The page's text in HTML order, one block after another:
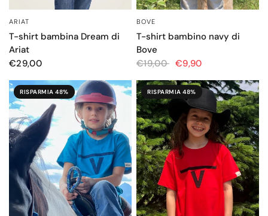
ARIAT
T-shirt bambina Dream di
Ariat
€29,00
BOVE
T-shirt bambino navy di
Bove
€19,00 €9,90
RISPARMIA 48% RISPARMIA 48%